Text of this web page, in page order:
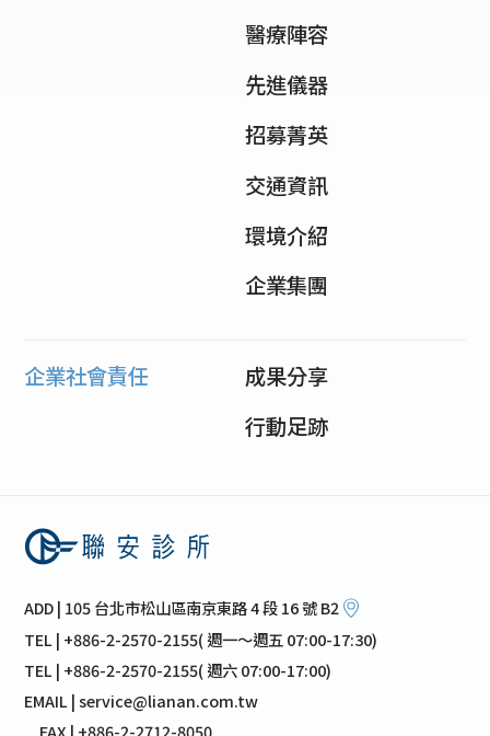
醫療陣容
先進儀器
招募菁英
交通資訊
環境介紹
企業集團
企業社會責任
成果分享
行動足跡
ADD | 105 台北市松山區南京東路 4 段 16 號 B2
TEL | +886-2-2570-2155( 週一～週五 07:00-17:30)
TEL | +886-2-2570-2155( 週六 07:00-17:00)
EMAIL | service@lianan.com.tw
FAX | +886-2-2712-8050